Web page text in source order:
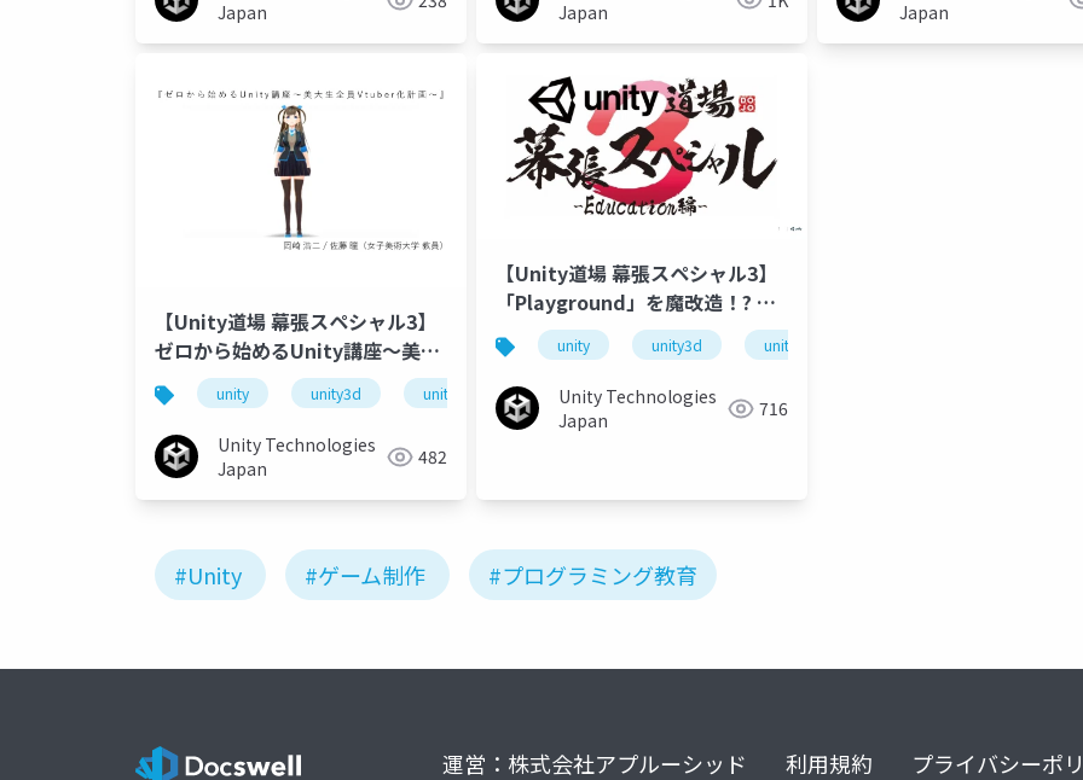
Japan
Japan
Japan
【Unity道場 幕張スペシャル3】
ゼロから始めるUnity講座〜美大
生全員Vtuber化計画〜
unity unity3d unity道場 unitydojo unity道場 幕張スペシャル3 -education編-
Unity Technologies
Japan
482
【Unity道場 幕張スペシャル3】
「Playground」を魔改造！? ゲ
ームデザイン授業への活用
unity unity3d unity道場
Unity Technologies
Japan
716
#Unity #ゲーム制作 #プログラミング教育
運営：株式会社アプルーシッド 利用規約 プライバシーポ